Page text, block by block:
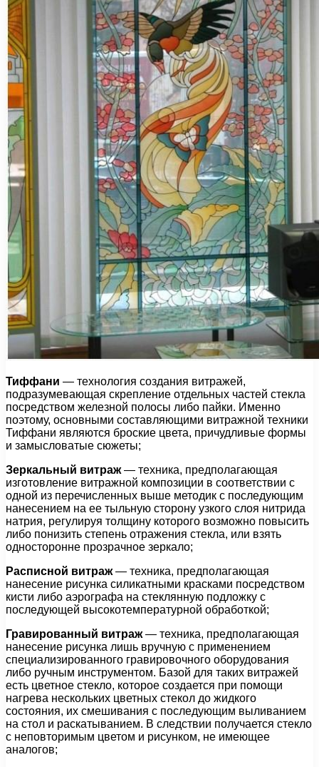
Тиффани — технология создания витражей,
подразумевающая скрепление отдельных частей стекла
посредством железной полосы либо пайки. Именно
поэтому, основными составляющими витражной техники
Тиффани являются броские цвета, причудливые формы
и замысловатые сюжеты;
Зеркальный витраж— техника, предполагающая
изготовление витражной композиции в соответствии с
одной из перечисленных выше методик с последующим
нанесением на ее тыльную сторону узкого слоя нитрида
натрия, регулируя толщину которого возможно повысить
либо понизить степень отражения стекла, или взять
односторонне прозрачное зеркало;
Расписной витраж— техника, предполагающая
нанесение рисунка силикатными красками посредством
кисти либо аэрографа на стеклянную подложку с
последующей высокотемпературной обработкой;
Гравированный витраж— техника, предполагающая
нанесение рисунка лишь вручную с применением
специализированного гравировочного оборудования
либо ручным инструментом. Базой для таких витражей
есть цветное стекло, которое создается при помощи
нагрева нескольких цветных стекол до жидкого
состояния, их смешивания с последующим выливанием
на стол и раскатыванием. В следствии получается стекло
с неповторимым цветом и рисунком, не имеющее
аналогов;